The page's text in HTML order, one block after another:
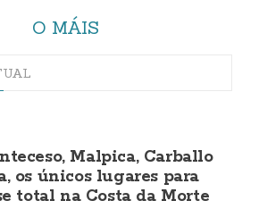
O MÁIS
Malpica, Carballo
os únicos lugares para
total na Costa da Morte